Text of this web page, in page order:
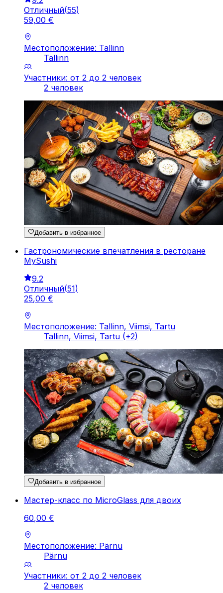
Отличный(55)
59,00 €
Местоположение: Tallinn
Tallinn
Участники: от 2 до 2 человек
2 человек
Добавить в избранное
Гастрономические впечатления в ресторане
MySushi
9.2
Отличный(51)
25,00 €
Местоположение: Tallinn, Viimsi, Tartu
Tallinn, Viimsi, Tartu (+2)
Добавить в избранное
Мастер-класс по MicroGlass для двоих
60,00 €
Местоположение: Pärnu
Pärnu
Участники: от 2 до 2 человек
2 человек